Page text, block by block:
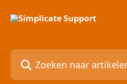
Zoeken naar artikelen ...